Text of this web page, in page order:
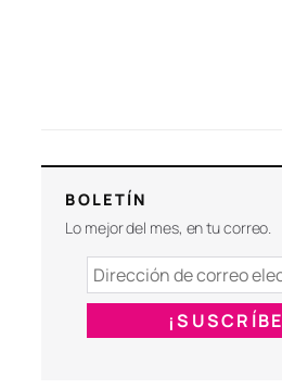
BOLETÍN
Lo mejor del mes, en tu correo.